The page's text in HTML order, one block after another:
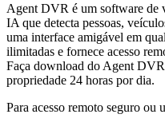
Agent DVR é um software de
IA que detecta pessoas,
uma interface amigável em
ilimitadas e fornece acesso
Faça download do Agent
propriedade 24 horas por dia.
Para acesso remoto seguro ou